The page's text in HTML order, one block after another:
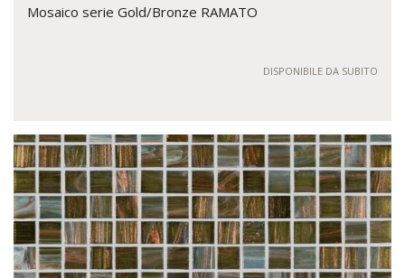
Mosaico serie Gold/Bronze RAMATO
DISPONIBILE DA SUBITO